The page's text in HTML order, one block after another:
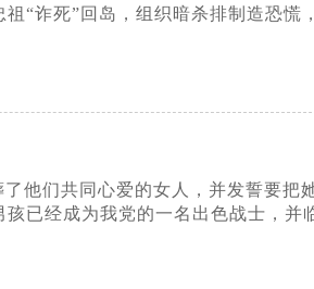
“诈死”回岛，组织暗杀排制造恐慌
他们共同心爱的女人，并发誓要
已经成为我党的一名出色战士，并